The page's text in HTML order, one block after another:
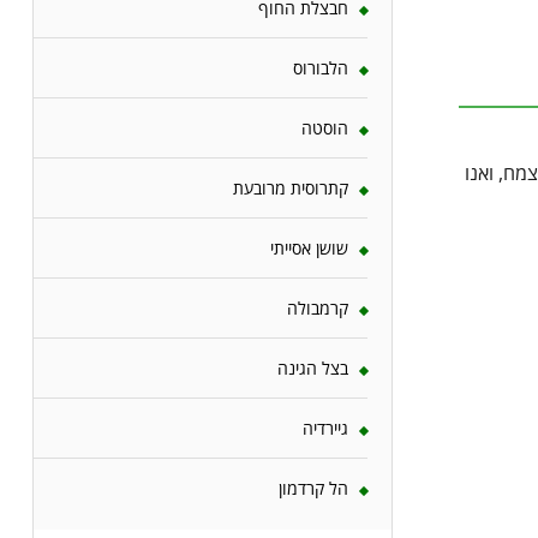
ואנו
חבצלת החוף
הלבורוס
הוסטה
קתרוסית מרובעת
שושן אסייתי
קרמבולה
בצל הגינה
גיירדיה
הל קרדמון